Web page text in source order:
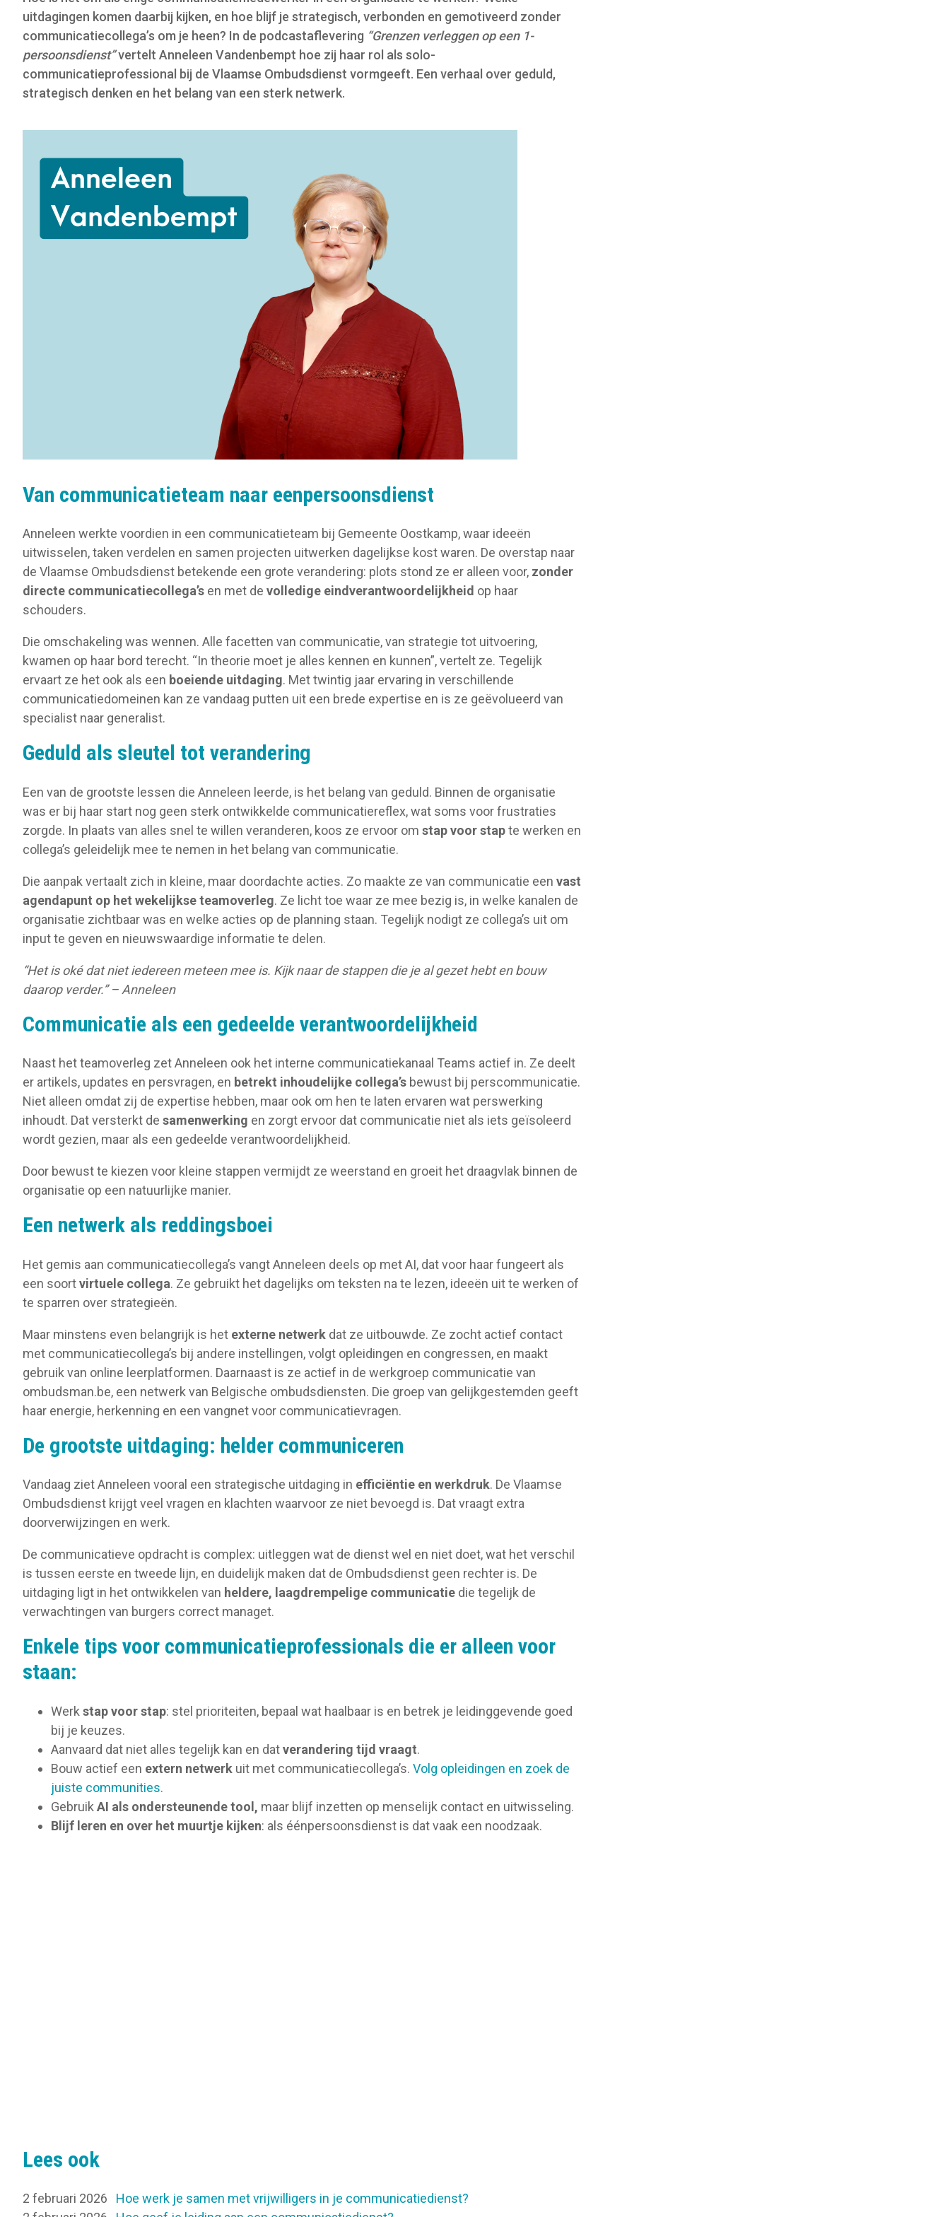
o
n
uitdagingen komen daarbij kijken, en hoe blijf je strategisch, verbonden en gemotiveerd zonder
communicatiecollega’s om je heen? In de podcastaflevering “Grenzen verleggen op een 1-
persoonsdienst”vertelt Anneleen Vandenbempt hoe zij haar rol als solo-
communicatieprofessional bij de Vlaamse Ombudsdienst vormgeeft. Een verhaal over geduld,
strategisch denken en het belang van een sterk netwerk.
Van communicatieteam naar eenpersoonsdienst
Anneleen werkte voordien in een communicatieteam bij Gemeente Oostkamp, waar ideeën
uitwisselen, taken verdelen en samen projecten uitwerken dagelijkse kost waren. De overstap naar
de Vlaamse Ombudsdienst betekende een grote verandering: plots stond ze er alleen voor, zonder
directe communicatiecollega’s en met de volledige eindverantwoordelijkheid op haar
schouders.
Die omschakeling was wennen. Alle facetten van communicatie, van strategie tot uitvoering,
kwamen op haar bord terecht. “In theorie moet je alles kennen en kunnen”, vertelt ze. Tegelijk
ervaart ze het ook als een boeiende uitdaging. Met twintig jaar ervaring in verschillende
communicatiedomeinen kan ze vandaag putten uit een brede expertise en is ze geëvolueerd van
specialist naar generalist.
Geduld als sleutel tot verandering
Een van de grootste lessen die Anneleen leerde, is het belang van geduld. Binnen de organisatie
was er bij haar start nog geen sterk ontwikkelde communicatiereflex, wat soms voor frustraties
zorgde. In plaats van alles snel te willen veranderen, koos ze ervoor om stap voor stapte werken en
collega’s geleidelijk mee te nemen in het belang van communicatie.
Die aanpak vertaalt zich in kleine, maar doordachte acties. Zo maakte ze van communicatie een vast
agendapunt op het wekelijkse teamoverleg. Ze licht toe waar ze mee bezig is, in welke kanalen de
organisatie zichtbaar was en welke acties op de planning staan. Tegelijk nodigt ze collega’s uit om
input te geven en nieuwswaardige informatie te delen.
“Het is oké dat niet iedereen meteen mee is. Kijk naar de stappen die je al gezet hebt en bouw
daarop verder.” – Anneleen
Communicatie als een gedeelde verantwoordelijkheid
Naast het teamoverleg zet Anneleen ook het interne communicatiekanaal Teams actief in. Ze deelt
er artikels, updates en persvragen, en betrekt inhoudelijke collega’s bewust bij perscommunicatie.
Niet alleen omdat zij de expertise hebben, maar ook om hen te laten ervaren wat perswerking
inhoudt. Dat versterkt de samenwerking en zorgt ervoor dat communicatie niet als iets geïsoleerd
wordt gezien, maar als een gedeelde verantwoordelijkheid.
Door bewust te kiezen voor kleine stappen vermijdt ze weerstand en groeit het draagvlak binnen de
organisatie op een natuurlijke manier.
Een netwerk als reddingsboei
Het gemis aan communicatiecollega’s vangt Anneleen deels op met AI, dat voor haar fungeert als
een soortvirtuele collega. Ze gebruikt het dagelijks om teksten na te lezen, ideeën uit te werken of
te sparren over strategieën.
Maar minstens even belangrijk is het externe netwerk dat ze uitbouwde. Ze zocht actief contact
met communicatiecollega’s bij andere instellingen, volgt opleidingen en congressen, en maakt
gebruik van online leerplatformen. Daarnaast is ze actief in de werkgroep communicatie van
ombudsman.be, een netwerk van Belgische ombudsdiensten. Die groep van gelijkgestemden geeft
haar energie, herkenning en een vangnet voor communicatievragen.
De grootste uitdaging: helder communiceren
Vandaag ziet Anneleen vooral een strategische uitdaging in efficiëntie en werkdruk. De Vlaamse
Ombudsdienst krijgt veel vragen en klachten waarvoor ze niet bevoegd is. Dat vraagt extra
doorverwijzingen en werk.
De communicatieve opdracht is complex: uitleggen wat de dienst wel en niet doet, wat het verschil
is tussen eerste en tweede lijn, en duidelijk maken dat de Ombudsdienst geen rechter is. De
uitdaging ligt in het ontwikkelen van heldere, laagdrempelige communicatie die tegelijk de
verwachtingen van burgers correct managet.
Enkele tips voor communicatieprofessionals die er alleen voor
staan:
Werk stap voor stap: stel prioriteiten, bepaal wat haalbaar is en betrek je leidinggevende goed
bij je keuzes.
Aanvaard dat niet alles tegelijk kan en datverandering tijd vraagt.
Bouw actief een extern netwerk uit met communicatiecollega’s. Volg opleidingen en zoek de
juiste communities.
Gebruik AI als ondersteunende tool, maar blijf inzetten op menselijk contact en uitwisseling.
Blijf leren en over het muurtje kijken: als éénpersoonsdienst is dat vaak een noodzaak.
Lees ook
2 februari 2026
Hoe werk je samen met vrijwilligers in je communicatiedienst?